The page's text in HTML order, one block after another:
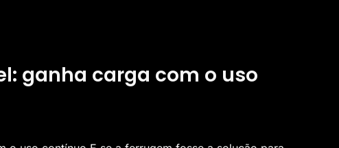
ganha carga com o uso